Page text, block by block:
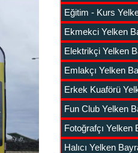
Eğitim - Kurs
Ekmekci Yelken
Elektrikçi Yelken
Emlakçı Yelken
Erkek Kuaförü
Fun Club Yelken
Fotoğrafçı Yelken
Halıcı Yelken